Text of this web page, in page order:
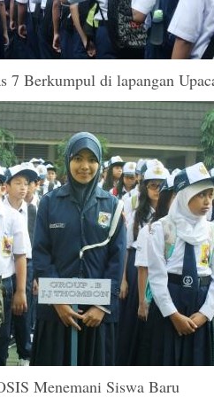
7 Berkumpul di lapangan
Menemani Siswa Baru